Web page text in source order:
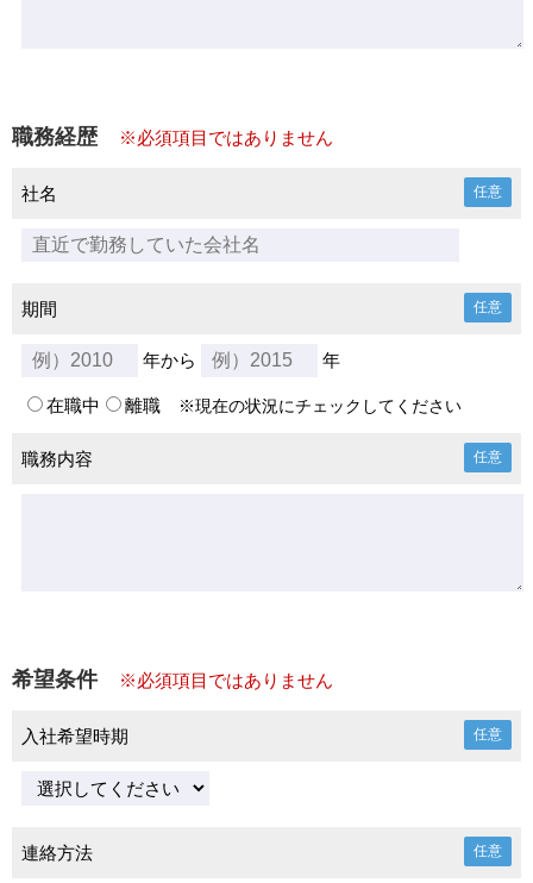
職務経歴 ※必須項目ではありません
社名 任意
期間 任意
年から 年
在職中 離職 ※現在の状況にチェックしてください
職務内容 任意
希望条件 ※必須項目ではありません
入社希望時期 任意
連絡方法 任意